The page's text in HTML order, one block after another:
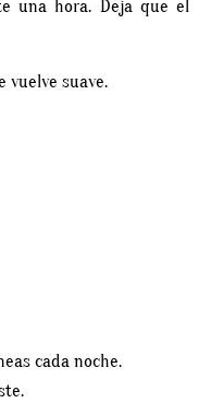
una hora. Deja que el
vuelve suave.
cada noche.